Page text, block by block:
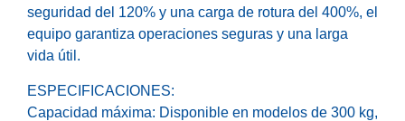
seguridad del 120% y una carga de rotura del 400%, el
equipo garantiza operaciones seguras y una larga
vida útil.
ESPECIFICACIONES:
Capacidad máxima: Disponible en modelos de 300 kg,